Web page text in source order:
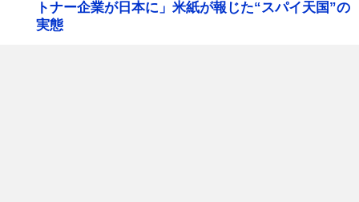
トナー企業が日本に」米紙が報じた“スパイ天国”の
実態